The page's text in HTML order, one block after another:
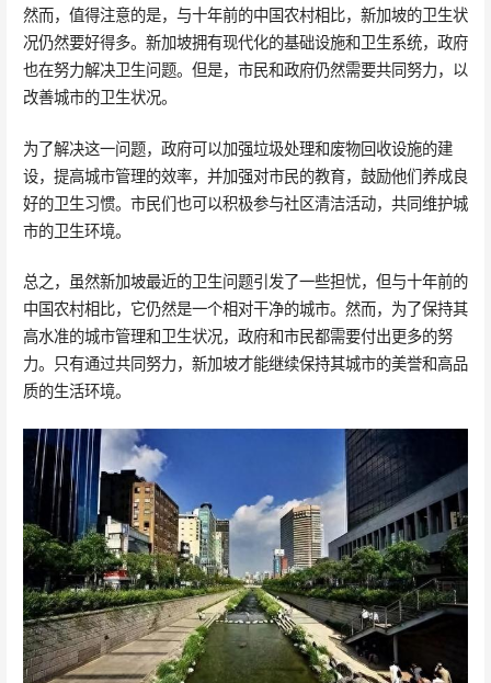
然而，值得注意的是，与十年前的中国农村相比，新加坡的卫生状
况仍然要好得多。新加坡拥有现代化的基础设施和卫生系统，政府
也在努力解决卫生问题。但是，市民和政府仍然需要共同努力，以
改善城市的卫生状况。
为了解决这一问题，政府可以加强垃圾处理和废物回收设施的建
设，提高城市管理的效率，并加强对市民的教育，鼓励他们养成良
好的卫生习惯。市民们也可以积极参与社区清洁活动，共同维护城
市的卫生环境。
总之，虽然新加坡最近的卫生问题引发了一些担忧，但与十年前的
中国农村相比，它仍然是一个相对干净的城市。然而，为了保持其
高水准的城市管理和卫生状况，政府和市民都需要付出更多的努
力。只有通过共同努力，新加坡才能继续保持其城市的美誉和高品
质的生活环境。